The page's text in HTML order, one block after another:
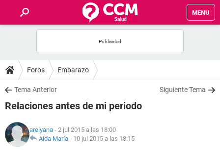
MENU
FOROS
SALUD
NUTRICIÓN
Foros Embarazo
Tema Anterior Siguiente Tema
Relaciones antes de mi periodo
arelyana - 2 jul 2015 a las 18:00
Aída María - 10 jul 2015 a las 18:15